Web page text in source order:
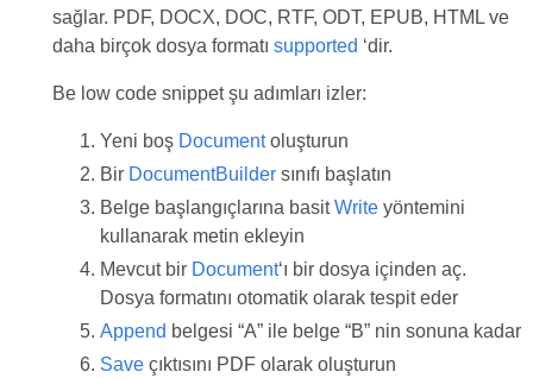
sağlar. PDF, DOCX, DOC, RTF, ODT, EPUB, HTML ve
daha birçok dosya formatı supported ‘dir.
Be low code snippet şu adımları izler:
Yeni boş Documentoluşturun
Bir DocumentBuildersınıfı başlatın
Belge başlangıçlarına basitWriteyöntemini
kullanarak metin ekleyin
Mevcut bir Document‘ı bir dosya içinden aç.
Dosya formatını otomatik olarak tespit eder
Append belgesi “A” ile belge “B” nin sonuna kadar
Saveçıktısını PDF olarak oluşturun